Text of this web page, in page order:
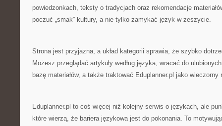
powiedzonkach, teksty o tradycjach oraz rekomendacje
poczuć „smak” kultury, a nie tylko zamykać język w zeszycie.
Strona jest przyjazna, a układ kategorii sprawia, że szybko
Możesz przeglądać artykuły według języka, wracać do
bazę materiałów, a także traktować Eduplanner.pl jako wieczorny
Eduplanner.pl to coś więcej niż kolejny serwis o językach, ale
które wierzą, że bariera językowa jest do pokonania. To